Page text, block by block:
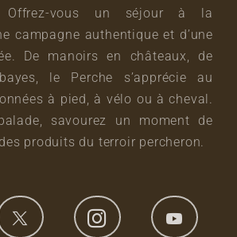
Offrez-vous un séjour à la
campagne authentique et d’une
De manoirs en châteaux, de
le Perche s’apprécie au
à pied, à vélo ou à cheval.
savourez un moment de
produits du terroir percheron.